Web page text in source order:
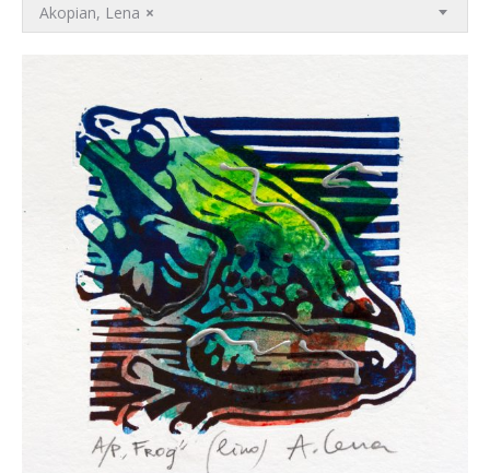
×
Akopian, Lena